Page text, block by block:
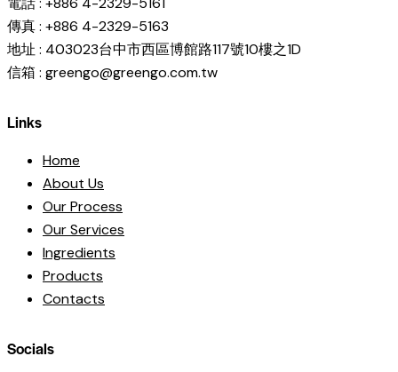
傳真 : +886 4-2329-5163
地址 : 403023台中市西區博館路117號10樓之1D
信箱 : greengo@greengo.com.tw
Links
Home
About Us
Our Process
Our Services
Ingredients
Products
Contacts
Socials